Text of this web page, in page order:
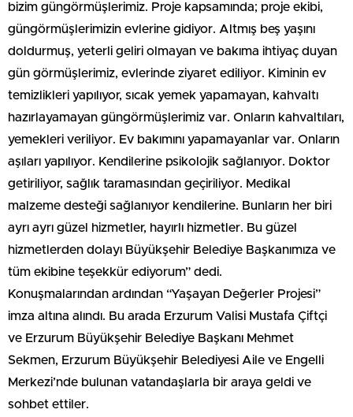
bizim güngörmüşlerimiz. Proje kapsamında; proje ekibi,
güngörmüşlerimizin evlerine gidiyor. Altmış beş yaşını
doldurmuş, yeterli geliri olmayan ve bakıma ihtiyaç duyan
gün görmüşlerimiz, evlerinde ziyaret ediliyor. Kiminin ev
temizlikleri yapılıyor, sıcak yemek yapamayan, kahvaltı
hazırlayamayan güngörmüşlerimiz var. Onların kahvaltıları,
yemekleri veriliyor. Ev bakımını yapamayanlar var. Onların
aşıları yapılıyor. Kendilerine psikolojik sağlanıyor. Doktor
getiriliyor, sağlık taramasından geçiriliyor. Medikal
malzeme desteği sağlanıyor kendilerine. Bunların her biri
ayrı ayrı güzel hizmetler, hayırlı hizmetler. Bu güzel
hizmetlerden dolayı Büyükşehir Belediye Başkanımıza ve
tüm ekibine teşekkür ediyorum” dedi.
Konuşmalarından ardından “Yaşayan Değerler Projesi”
imza altına alındı. Bu arada Erzurum Valisi Mustafa Çiftçi
ve Erzurum Büyükşehir Belediye Başkanı Mehmet
Sekmen, Erzurum Büyükşehir Belediyesi Aile ve Engelli
Merkezi’nde bulunan vatandaşlarla bir araya geldi ve
sohbet ettiler.